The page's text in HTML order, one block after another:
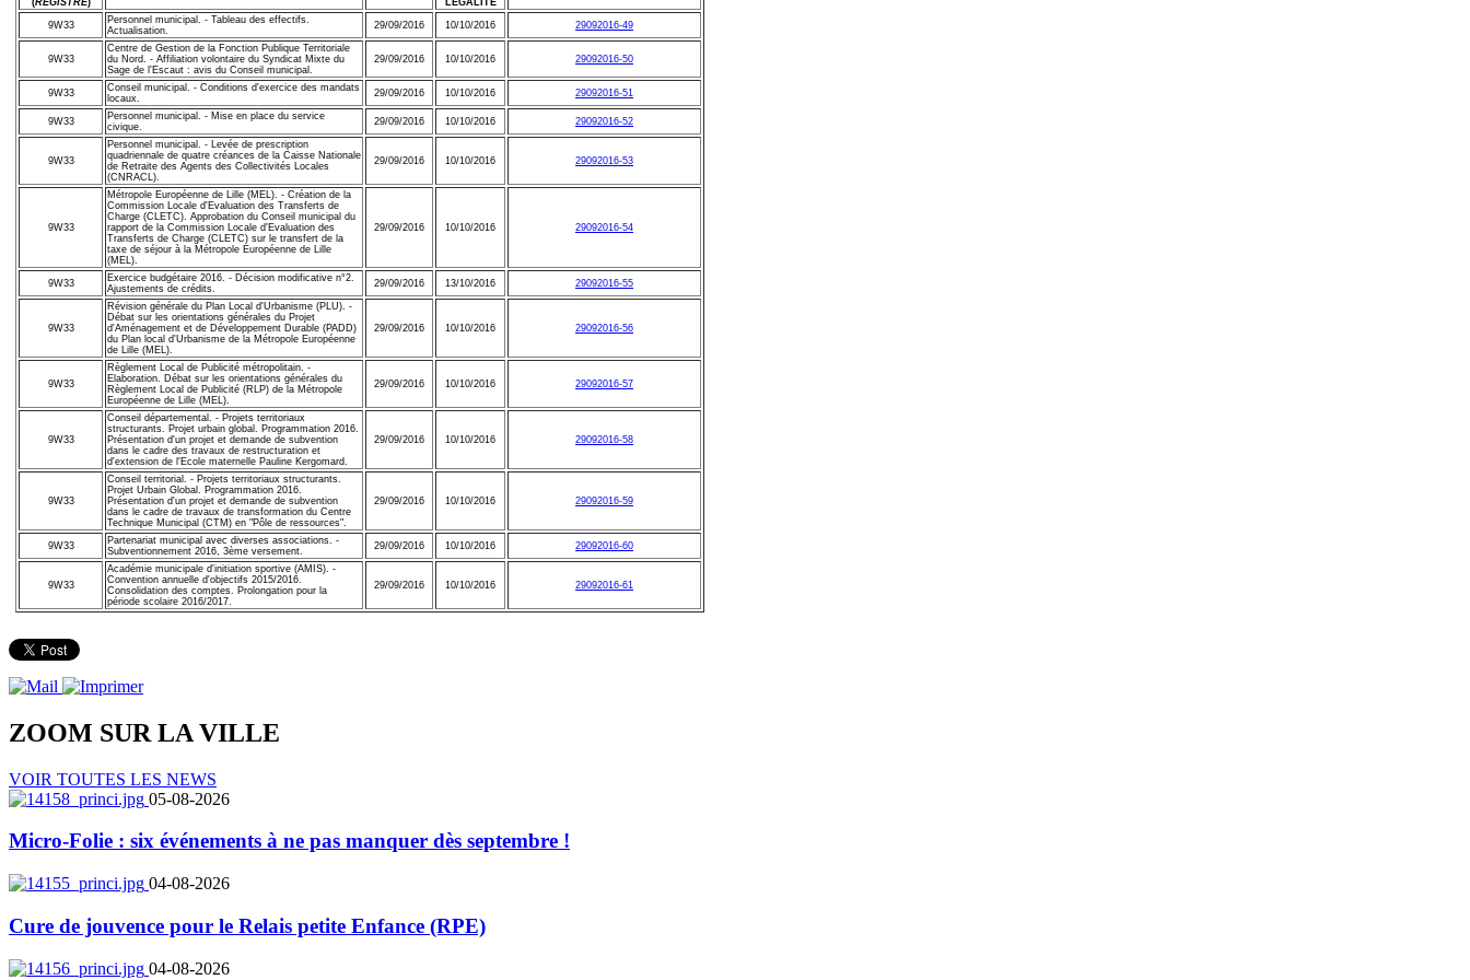
9W33
Personnel municipal. - Tableau des effectifs.
Actualisation.
29/09/2016 10/10/2016 29092016-49
9W33
Centre de Gestion de la Fonction Publique Territoriale
du Nord. - Affiliation volontaire du Syndicat Mixte du
Sage de l'Escaut : avis du Conseil municipal.
29/09/2016 10/10/2016 29092016-50
9W33
Conseil municipal. - Conditions d'exercice des mandats
locaux.
29/09/2016 10/10/2016 29092016-51
9W33
Personnel municipal. - Mise en place du service
civique.
29/09/2016 10/10/2016 29092016-52
9W33
Personnel municipal. - Levée de prescription
quadriennale de quatre créances de la Caisse Nationale
de Retraite des Agents des Collectivités Locales
(CNRACL).
29/09/2016 10/10/2016 29092016-53
9W33
Métropole Européenne de Lille (MEL). - Création de la
Commission Locale d'Evaluation des Transferts de
Charge (CLETC). Approbation du Conseil municipal du
rapport de la Commission Locale d'Evaluation des
Transferts de Charge (CLETC) sur le transfert de la
taxe de séjour à la Métropole Européenne de Lille
(MEL).
29/09/2016 10/10/2016 29092016-54
9W33
Exercice budgétaire 2016. - Décision modificative n°2.
Ajustements de crédits.
29/09/2016 13/10/2016 29092016-55
9W33
Révision générale du Plan Local d'Urbanisme (PLU). -
Débat sur les orientations générales du Projet
d'Aménagement et de Développement Durable (PADD)
du Plan local d'Urbanisme de la Métropole Européenne
de Lille (MEL).
29/09/2016 10/10/2016 29092016-56
9W33
Règlement Local de Publicité métropolitain. -
Elaboration. Débat sur les orientations générales du
Règlement Local de Publicité (RLP) de la Métropole
Européenne de Lille (MEL).
29/09/2016 10/10/2016 29092016-57
9W33
Conseil départemental. - Projets territoriaux
structurants. Projet urbain global. Programmation 2016.
Présentation d'un projet et demande de subvention
dans le cadre des travaux de restructuration et
d'extension de l'Ecole maternelle Pauline Kergomard.
29/09/2016 10/10/2016 29092016-58
9W33
Conseil territorial. - Projets territoriaux structurants.
Projet Urbain Global. Programmation 2016.
Présentation d'un projet et demande de subvention
dans le cadre de travaux de transformation du Centre
Technique Municipal (CTM) en "Pôle de ressources".
29/09/2016 10/10/2016 29092016-59
9W33
Partenariat municipal avec diverses associations. -
Subventionnement 2016, 3ème versement.
29/09/2016 10/10/2016 29092016-60
9W33
Académie municipale d'initiation sportive (AMIS). -
Convention annuelle d'objectifs 2015/2016.
Consolidation des comptes. Prolongation pour la
période scolaire 2016/2017.
29/09/2016 10/10/2016 29092016-61
ZOOM SUR LA VILLE
VOIR TOUTES LES NEWS
05-08-2026
Micro-Folie : six événements à ne pas manquer dès septembre !
04-08-2026
Cure de jouvence pour le Relais petite Enfance (RPE)
04-08-2026